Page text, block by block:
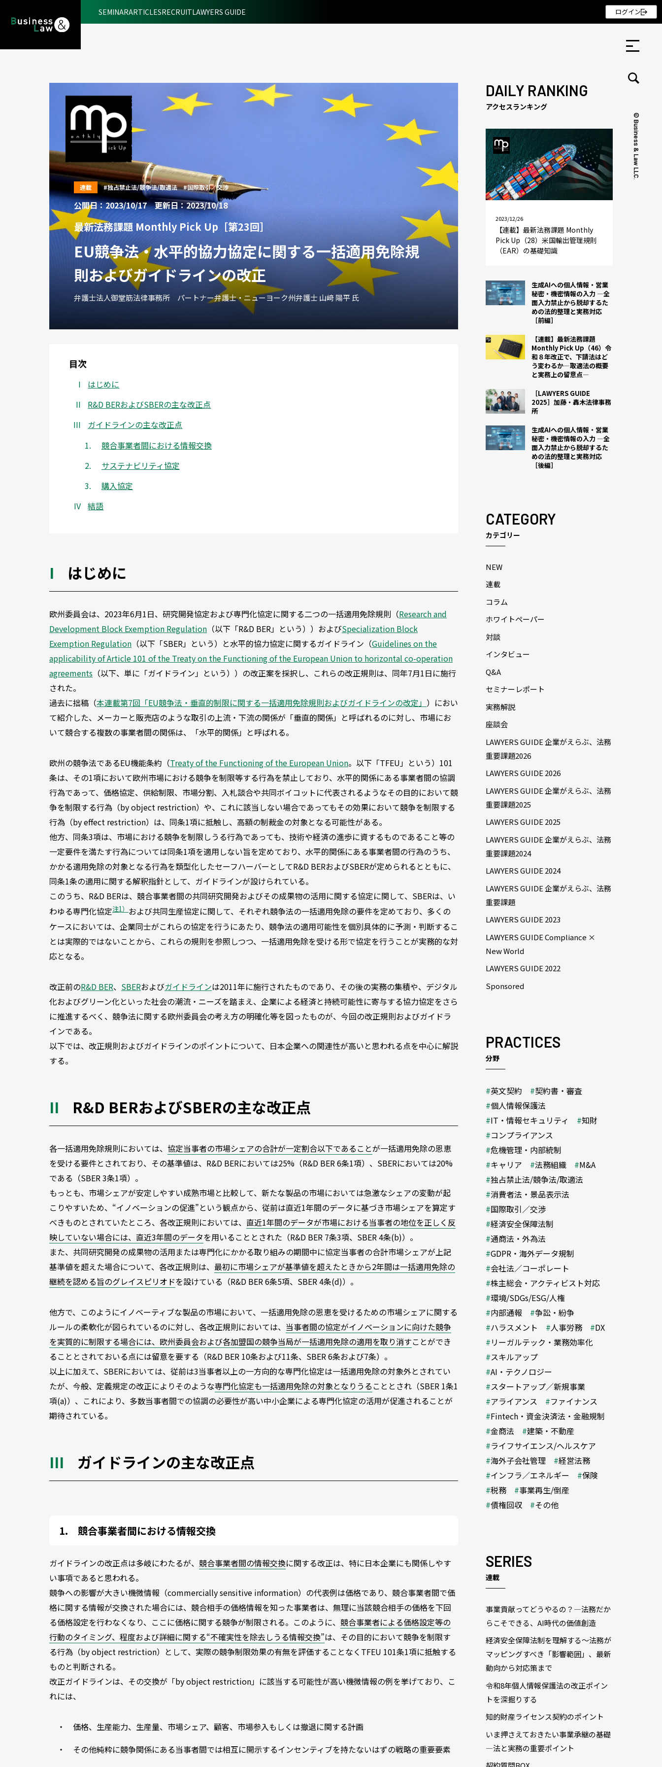
© Business & Law LLC.
セミナー ・ 記事
セミナー
記事
リクルート
SEMINARARTICLESRECRUITLAWYERS GUIDE ログイン
連載 #独占禁止法/競争法/取適法 #国際取引／交渉
公開日：2023/10/17更新日：2023/10/18
最新法務課題 Monthly Pick Up［第23回］
EU競争法・水平的協力協定に関する一括適用免除規
則およびガイドラインの改正
弁護士法人御堂筋法律事務所 パートナー弁護士・ニューヨーク州弁護士 山﨑 陽平 氏
目次
はじめに
R&D BERおよびSBERの主な改正点
ガイドラインの主な改正点
競合事業者間における情報交換
サステナビリティ協定
購入協定
結語
はじめに
欧州委員会は、2023年6月1日、研究開発協定および専門化協定に関する二つの一括適用免除規則（Research and
Development Block Exemption Regulation （以下「R&D BER」という））およびSpecialization Block
Exemption Regulation （以下「SBER」という）と水平的協力協定に関するガイドライン（Guidelines on the
applicability of Article 101 of the Treaty on the Functioning of the European Union to horizontal co-operation
agreements （以下、単に「ガイドライン」という））の改正案を採択し、これらの改正規則は、同年7月1日に施行
された。
過去に拙稿（本連載第7回「EU競争法・垂直的制限に関する一括適用免除規則およびガイドラインの改定」 ）におい
て紹介した、メーカーと販売店のような取引の上流・下流の関係が「垂直的関係」と呼ばれるのに対し、市場にお
いて競合する複数の事業者間の関係は、「水平的関係」と呼ばれる。
欧州の競争法であるEU機能条約（Treaty of the Functioning of the European Union。以下「TFEU」という）101
条は、その1項において欧州市場における競争を制限等する行為を禁止しており、水平的関係にある事業者間の協調
行為であって、価格協定、供給制限、市場分割、入札談合や共同ボイコットに代表されるようなその目的において競
争を制限する行為（by object restriction）や、これに該当しない場合であってもその効果において競争を制限する
行為（by effect restriction）は、同条1項に抵触し、高額の制裁金の対象となる可能性がある。
他方、同条3項は、市場における競争を制限しうる行為であっても、技術や経済の進歩に資するものであること等の
一定要件を満たす行為については同条1項を適用しない旨を定めており、水平的関係にある事業者間の行為のうち、
かかる適用免除の対象となる行為を類型化したセーフハーバーとしてR&D BERおよびSBERが定められるとともに、
同条1条の適用に関する解釈指針として、ガイドラインが設けられている。
このうち、R&D BERは、競合事業者間の共同研究開発およびその成果物の活用に関する協定に関して、SBERは、い
わゆる専門化協定注1） および共同生産協定に関して、それぞれ競争法の一括適用免除の要件を定めており、多くの
ケースにおいては、企業同士がこれらの協定を行うにあたり、競争法の適用可能性を個別具体的に予測・判断するこ
とは実際的ではないことから、これらの規則を参照しつつ、一括適用免除を受ける形で協定を行うことが実務的な対
応となる。
改正前のR&D BER、 SBERおよびガイドラインは2011年に施行されたものであり、その後の実務の集積や、デジタル
化およびグリーン化といった社会の潮流・ニーズを踏まえ、企業による経済と持続可能性に寄与する協力協定をさら
に推進するべく、競争法に関する欧州委員会の考え方の明確化等を図ったものが、今回の改正規則およびガイドラ
インである。
以下では、改正規則およびガイドラインのポイントについて、日本企業への関連性が高いと思われる点を中心に解説
する。
R&D BERおよびSBERの主な改正点
各一括適用免除規則においては、 協定当事者の市場シェアの合計が一定割合以下であることが一括適用免除の恩恵
を受ける要件とされており、その基準値は、R&D BERにおいては25%（R&D BER 6条1項）、SBERにおいては20%
である（SBER 3条1項）。
もっとも、市場シェアが安定しやすい成熟市場と比較して、新たな製品の市場においては急激なシェアの変動が起
こりやすいため、“イノベーションの促進”という観点から、従前は直近1年間のデータに基づき市場シェアを算定す
べきものとされていたところ、各改正規則においては、 直近1年間のデータが市場における当事者の地位を正しく反
映していない場合には、直近3年間のデータを用いることとされた（R&D BER 7条3項、SBER 4条(b)）。
また、共同研究開発の成果物の活用または専門化にかかる取り組みの期間中に協定当事者の合計市場シェアが上記
基準値を超えた場合について、各改正規則は、 最初に市場シェアが基準値を超えたときから2年間は一括適用免除の
継続を認める旨のグレイスピリオドを設けている（R&D BER 6条5項、SBER 4条(d)）。
他方で、このようにイノベーティブな製品の市場において、一括適用免除の恩恵を受けるための市場シェアに関する
ルールの柔軟化が図られているのに対し、各改正規則においては、 当事者間の協定がイノベーションに向けた競争
を実質的に制限する場合には、欧州委員会および各加盟国の競争当局が一括適用免除の適用を取り消すことができ
ることとされておいる点には留意を要する（R&D BER 10条および11条、SBER 6条および7条）。
以上に加えて、SBERにおいては、従前は3当事者以上の一方向的な専門化協定は一括適用免除の対象外とされてい
たが、今般、定義規定の改正によりそのような専門化協定も一括適用免除の対象となりうることとされ（SBER 1条1
項(a)）、これにより、多数当事者間での協調の必要性が高い中小企業による専門化協定の活用が促進されることが
期待されている。
ガイドラインの主な改正点
競合事業者間における情報交換
ガイドラインの改正点は多岐にわたるが、 競合事業者間の情報交換に関する改正は、特に日本企業にも関係しやす
い事項であると思われる。
競争への影響が大きい機微情報（commercially sensitive information）の代表例は価格であり、競合事業者間で価
格に関する情報が交換された場合には、競合相手の価格情報を知った事業者は、無理に当該競合相手の価格を下回
る価格設定を行わなくなり、ここに価格に関する競争が制限される。このように、 競合事業者による価格設定等の
行動のタイミング、程度および詳細に関する“不確実性を除去しうる情報交換”は、その目的において競争を制限す
る行為（by object restriction）として、実際の競争制限効果の有無を評価することなくTFEU 101条1項に抵触する
ものと判断される。
改正ガイドラインは、その交換が「by object restriction」に該当する可能性が高い機微情報の例を挙げており、こ
れには、
・ 価格、生産能力、生産量、市場シェア、顧客、市場参入もしくは撤退に関する計画
・ その他純粋に競争関係にある当事者間では相互に開示するインセンティブを持たないはずの戦略の重要要素
DAILY RANKING
アクセスランキング
2023/12/26
【連載】最新法務課題 Monthly
Pick Up（28）米国輸出管理規則
（EAR）の基礎知識
生成AIへの個人情報・営業
秘密・機密情報の入力 ―全
面入力禁止から脱却するた
めの法的整理と実務対応
［前編］
【連載】最新法務課題
Monthly Pick Up（46）令
和８年改正で、下請法はど
う変わるか―取適法の概要
と実務上の留意点―
［LAWYERS GUIDE
2025］加藤・轟木法律事務
所
生成AIへの個人情報・営業
秘密・機密情報の入力 ―全
面入力禁止から脱却するた
めの法的整理と実務対応
［後編］
CATEGORY
カテゴリー
NEW
連載
コラム
ホワイトペーパー
対談
インタビュー
Q&A
セミナーレポート
実務解説
座談会
LAWYERS GUIDE 企業がえらぶ、法務
重要課題2026
LAWYERS GUIDE 2026
LAWYERS GUIDE 企業がえらぶ、法務
重要課題2025
LAWYERS GUIDE 2025
LAWYERS GUIDE 企業がえらぶ、法務
重要課題2024
LAWYERS GUIDE 2024
LAWYERS GUIDE 企業がえらぶ、法務
重要課題
LAWYERS GUIDE 2023
LAWYERS GUIDE Compliance ×
New World
LAWYERS GUIDE 2022
Sponsored
PRACTICES
分野
英文契約
契約書・審査
個人情報保護法
IT・情報セキュリティ
知財
コンプライアンス
危機管理・内部統制
キャリア
法務組織
M&A
独占禁止法/競争法/取適法
消費者法・景品表示法
国際取引／交渉
経済安全保障法制
通商法・外為法
GDPR・海外データ規制
会社法／コーポレート
株主総会・アクティビスト対応
環境/SDGs/ESG/人権
内部通報
争訟・紛争
ハラスメント
人事労務
DX
リーガルテック・業務効率化
スキルアップ
AI・テクノロジー
スタートアップ／新規事業
アライアンス
ファイナンス
Fintech・資金決済法・金融規制
金商法
建築・不動産
ライフサイエンス/ヘルスケア
海外子会社管理
経営法務
インフラ／エネルギー
保険
税務
事業再生/倒産
債権回収
その他
SERIES
連載
事業貢献ってどうやるの？―法務だか
らこそできる、AI時代の価値創造
経済安全保障法制を理解する～法務が
マッピングすべき「影響範囲」、最新
動向から対応策まで
令和8年個人情報保護法の改正ポイン
トを深掘りする
知的財産ライセンス契約のポイント
いま押さえておきたい事業承継の基礎
―法と実務の重要ポイント